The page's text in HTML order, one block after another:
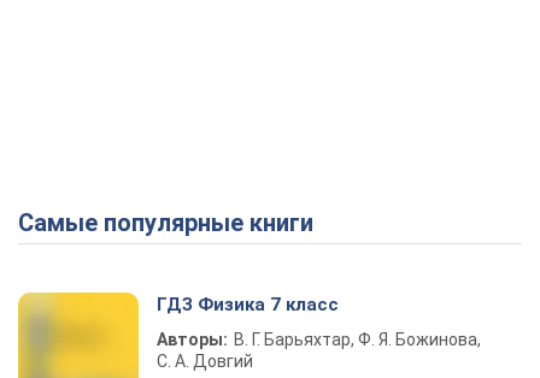
Самые популярные книги
ГДЗ Физика 7 класс
Авторы: В. Г. Барьяхтар, Ф. Я. Божинова,
С. А. Довгий